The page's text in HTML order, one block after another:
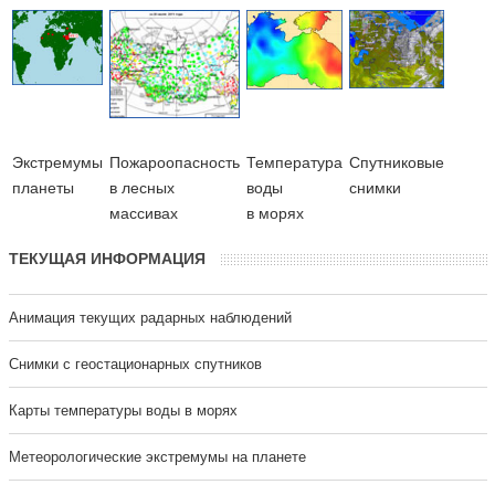
Экстремумы
планеты
Пожароопасность
в лесных
массивах
Температура
воды
в морях
Cпутниковые
снимки
ТЕКУЩАЯ ИНФОРМАЦИЯ
Анимация текущих радарных наблюдений
Cнимки с геостационарных спутников
Карты температуры воды в морях
Метеорологические экстремумы на планете